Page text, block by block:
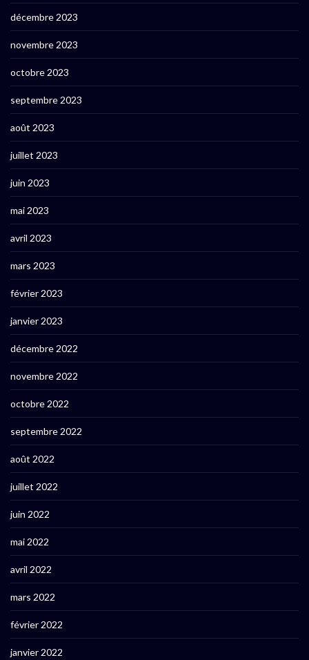
décembre 2023
novembre 2023
octobre 2023
septembre 2023
août 2023
juillet 2023
juin 2023
mai 2023
avril 2023
mars 2023
février 2023
janvier 2023
décembre 2022
novembre 2022
octobre 2022
septembre 2022
août 2022
juillet 2022
juin 2022
mai 2022
avril 2022
mars 2022
février 2022
janvier 2022